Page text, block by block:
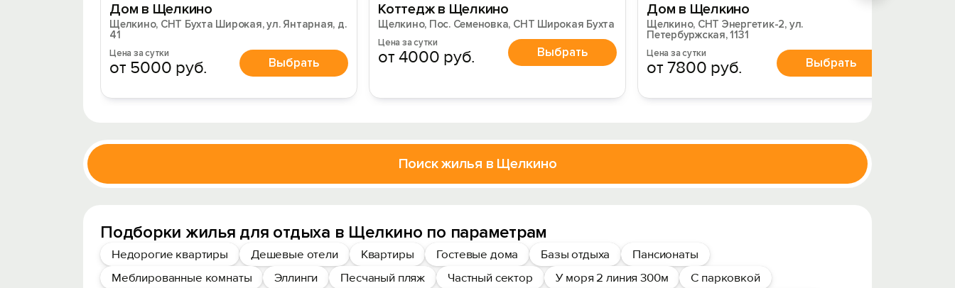
Дом в Щелкино
Щелкино, СНТ Бухта Широкая, ул. Янтарная, д.
41
Цена за сутки
от 5000 руб. Выбрать
Коттедж в Щелкино
Щелкино, Пос. Семеновка, СНТ Широкая Бухта
Цена за сутки
от 4000 руб. Выбрать
Дом в Щелкино
Щелкино, СНТ Энергетик-2, ул.
Петербуржская, 1131
Цена за сутки
от 7800 руб. Выбрать
Поиск жилья в Щелкино
Подборки жилья для отдыха в Щелкино по параметрам
Недорогие квартиры Дешевые отели Квартиры Гостевые дома Базы отдыха
Пансионаты
Меблированные комнаты
Эллинги Песчаный пляж Частный сектор У моря 2 линия 300м С парковкой